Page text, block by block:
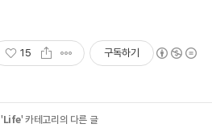
15 구독하기
' Life' 카테고리의 다른 글